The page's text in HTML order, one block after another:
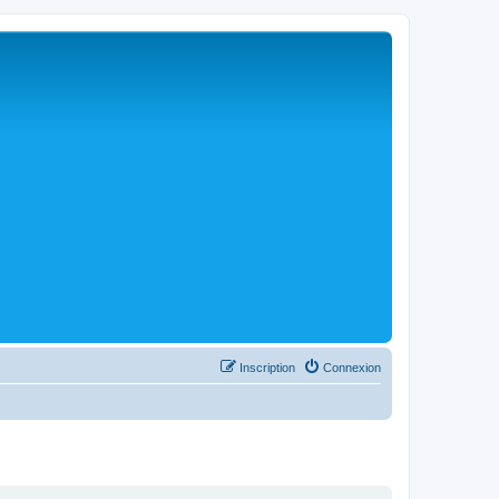
Connexion
Inscription